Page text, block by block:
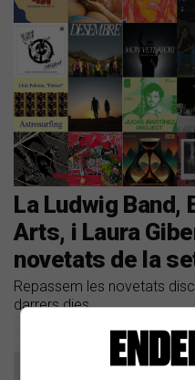
La Ludwig Band,
Arts, i Laura
novetats de la
Repassem les novetats
darrers dies